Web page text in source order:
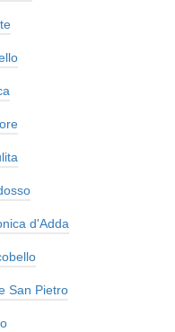
d'Adda
San Pietro